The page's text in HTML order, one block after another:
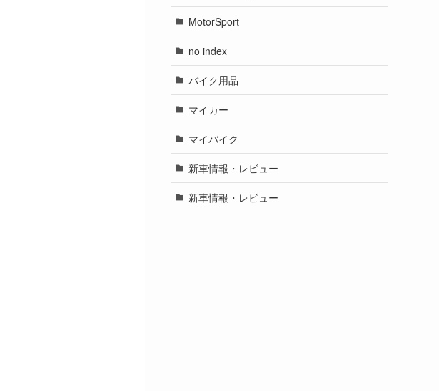
MotorSport
no index
バイク用品
マイカー
マイバイク
新車情報・レビュー
新車情報・レビュー